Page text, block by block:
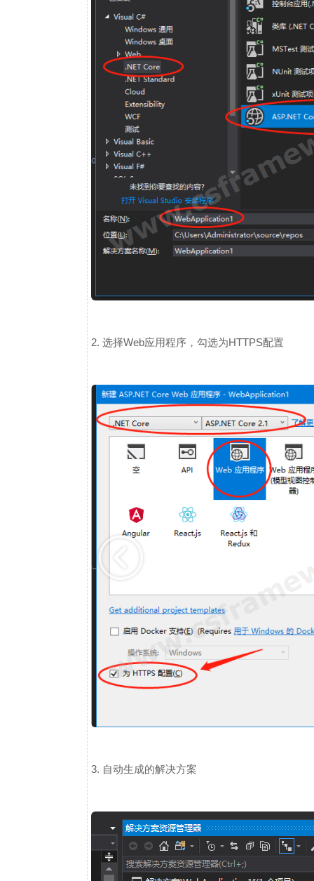
2. 选择Web应用程序，勾选为HTTPS配置
3. 自动生成的解决方案